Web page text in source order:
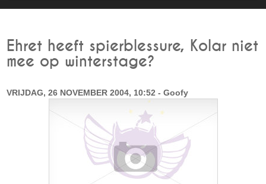
Ehret heeft spierblessure, Kolar niet
mee op winterstage?
VRIJDAG, 26 NOVEMBER 2004, 10:52 - Goofy